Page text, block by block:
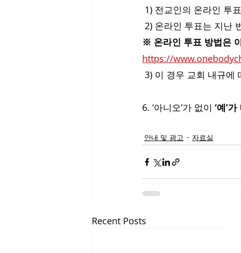
1) 전교인의 온라인 투
2) 온라인 투표는 지난
※ 온라인 투표 방법은
https://
3) 이 경우 교회 내규에
6. ‘아니오’가 없이 ‘예’
안내 및 광고 자료실
Recent Posts